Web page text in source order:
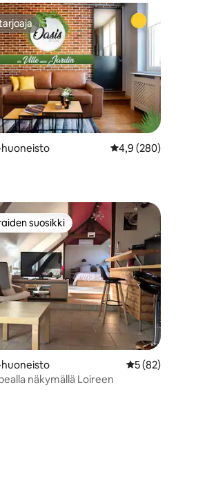
4,77/5, 97 arvostelua
Keskimääräinen
4,9 (280)
5, 193 arvostelua
suosikkien parhaimmistoa
suosikki
Keskimääräinen
5 (82)
näkymällä Loireen